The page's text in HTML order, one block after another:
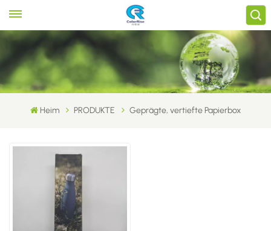
Heim PRODUKTE Geprägte, vertiefte Papierbox